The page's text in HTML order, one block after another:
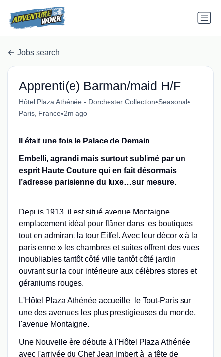
Jobs search
Apprenti(e) Barman/maid H/F
Hôtel Plaza Athénée - Dorchester Collection•Seasonal•
Paris, France•2m ago
Il était une fois le Palace de Demain…
Embelli, agrandi mais surtout sublimé par un
esprit Haute Couture qui en fait désormais
l’adresse parisienne du luxe…sur mesure.
Depuis 1913, il est situé avenue Montaigne,
emplacement idéal pour flâner dans les boutiques
tout en admirant la tour Eiffel. Avec leur décor « à la
parisienne » les chambres et suites offrent des vues
inoubliables tantôt côté ville tantôt côté jardin
ouvrant sur la cour intérieure aux célèbres stores et
géraniums rouges.
L'Hôtel Plaza Athénée accueille le Tout-Paris sur
une des avenues les plus prestigieuses du monde,
l'avenue Montaigne.
Une Nouvelle ère débute à l'Hôtel Plaza Athénée
avec l'arrivée du Chef Jean Imbert à la tête de